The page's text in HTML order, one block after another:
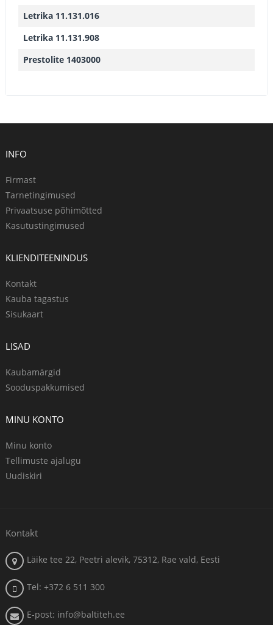
Letrika 11.131.016
Letrika 11.131.908
Prestolite 1403000
INFO
Firmast
Tarnetingimused
Privaatsuse põhimõtted
Kasutustingimused
KLIENDITEENINDUS
Kontakt
Kauba tagastus
Sisukaart
LISAD
Kaubamärgid
Sooduspakkumised
MINU KONTO
Minu konto
Tellimuste ajalugu
Uudiskiri
Kontakt
Läike tee 22, Peetri alevik, 75312, Rae vald, Eesti
Tel: +372 6 511 300
E-post: info@baltiteh.ee